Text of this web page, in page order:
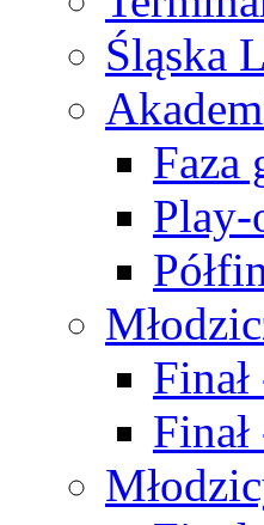
Śląska
Faza